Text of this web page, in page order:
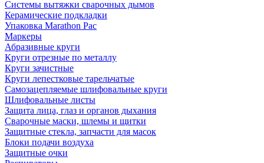
Системы вытяжки сварочных дымов
Керамические подкладки
Упаковка Marathon Pac
Маркеры
Абразивные круги
Круги отрезные по металлу
Круги зачистные
Круги лепестковые тарельчатые
Самозацепляемые шлифовальные круги
Шлифовальные листы
Защита лица, глаз и органов дыхания
Сварочные маски, шлемы и щитки
Защитные стекла, запчасти для масок
Блоки подачи воздуха
Защитные очки